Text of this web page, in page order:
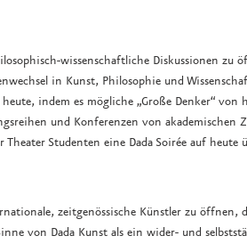
wissenschaftliche Diskussionen zu
in Kunst, Philosophie und
indem es mögliche „Große Denker“ von
und Konferenzen von
Theater Studenten eine Dada Soirée auf heute
zeitgenössische Künstler zu öffnen,
von Dada Kunst als ein wider- und